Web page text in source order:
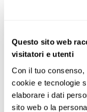
Questo sito web
visitatori e utenti
Con il tuo
cookie e tecnologie
elaborare i dati
sito web o la
Incluso
La quota
voli a/r con